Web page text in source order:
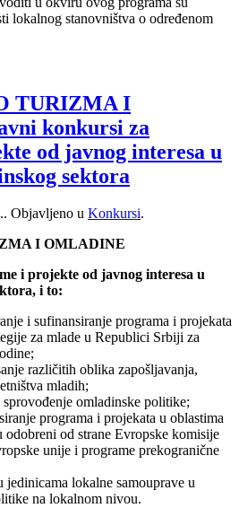
lokalnog stanovništva o određenom
TURIZMA I
konkursi za
od javnog interesa u
sektora
. Objavljeno u Konkursi.
I OMLADINE
i projekte od javnog interesa u
i to:
i sufinansiranje programa i projekata
za mlade u Republici Srbiji za
različitih oblika zapošljavanja,
mladih;
omladinske politike;
programa i projekata u oblastima
od strane Evropske komisije
unije i programe prekogranične
jedinicama lokalne samouprave u
na lokalnom nivou.